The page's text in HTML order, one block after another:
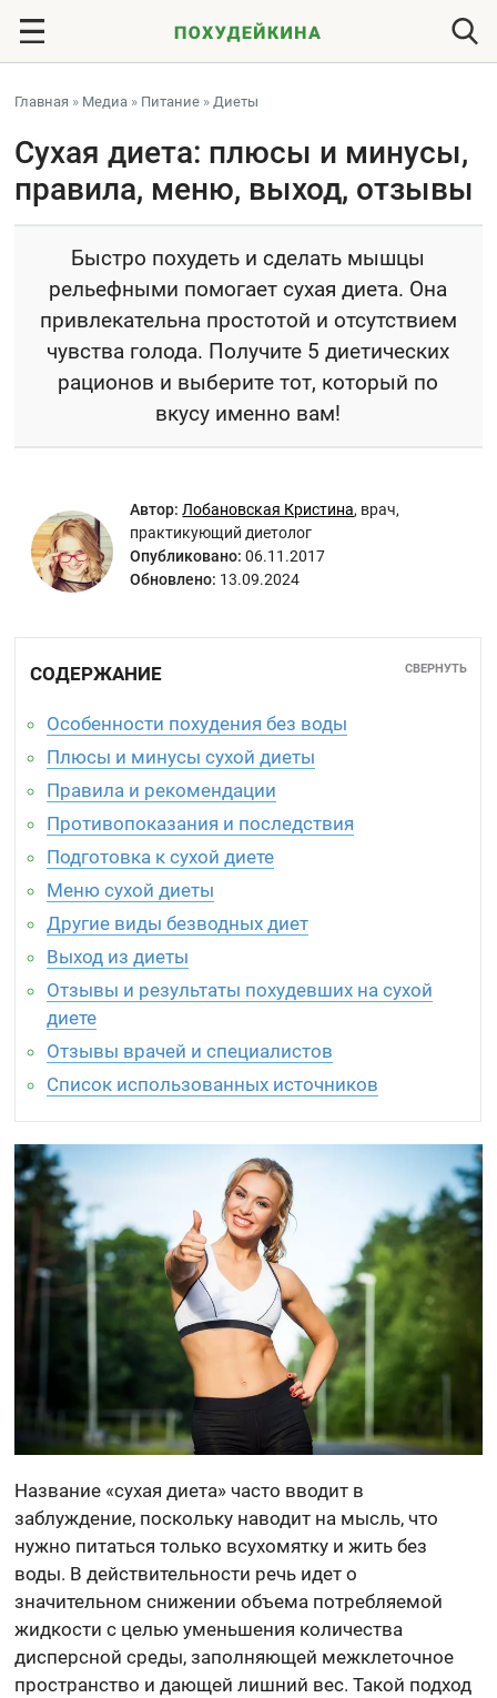
Главная » Медиа » Питание »Диеты
Сухая диета: плюсы и минусы,
правила, меню, выход, отзывы
Быстро похудеть и сделать мышцы
рельефными помогает сухая диета. Она
привлекательна простотой и отсутствием
чувства голода. Получите 5 диетических
рационов и выберите тот, который по
вкусу именно вам!
Автор: Лобановская Кристина, врач,
практикующий диетолог
Опубликовано: 06.11.2017
Обновлено: 13.09.2024
СОДЕРЖАНИЕ СВЕРНУТЬ
Особенности похудения без воды
Плюсы и минусы сухой диеты
Правила и рекомендации
Противопоказания и последствия
Подготовка к сухой диете
Меню сухой диеты
Другие виды безводных диет
Выход из диеты
Отзывы и результаты похудевших на сухой
диете
Отзывы врачей и специалистов
Список использованных источников
Название «сухая диета» часто вводит в
заблуждение, поскольку наводит на мысль, что
нужно питаться только всухомятку и жить без
воды. В действительности речь идет о
значительном снижении объема потребляемой
жидкости с целью уменьшения количества
дисперсной среды, заполняющей межклеточное
пространство и дающей лишний вес. Такой подход